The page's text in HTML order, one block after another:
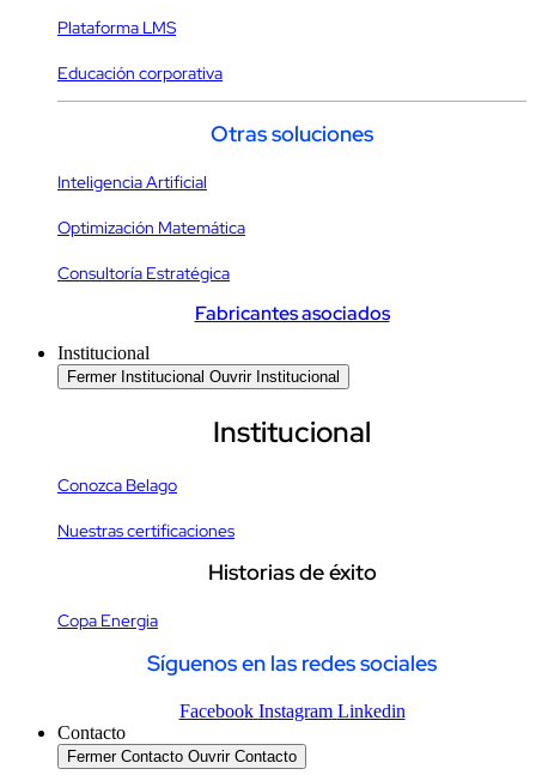
Plataforma LMS
Educación corporativa
Otras soluciones
Inteligencia Artificial
Optimización Matemática
Consultoría Estratégica
Fabricantes asociados
Institucional
Fermer Institucional Ouvrir Institucional
Institucional
Conozca Belago
Nuestras certificaciones
Historias de éxito
Copa Energia
Síguenos en las redes sociales
Facebook Instagram Linkedin
Contacto
Fermer Contacto Ouvrir Contacto